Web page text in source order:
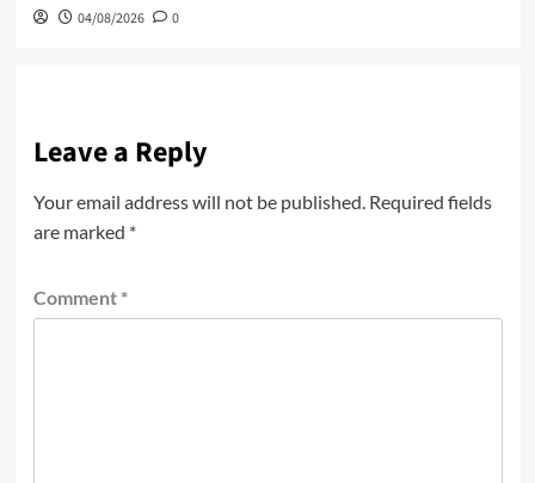
04/08/2026 0
Leave a Reply
Your email address will not be published. Required fields
are marked *
Comment *